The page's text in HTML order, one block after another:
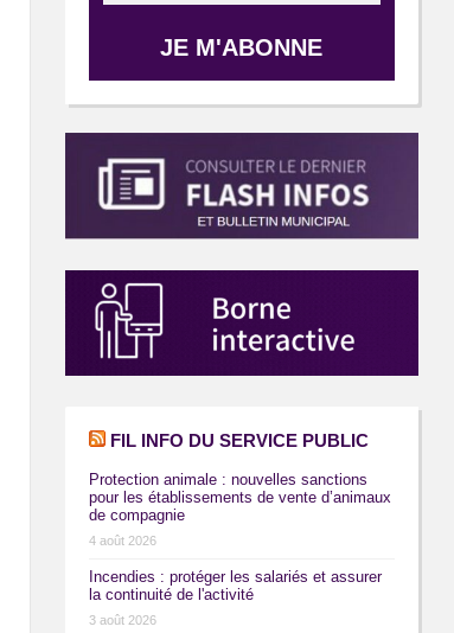
FIL INFO DU SERVICE PUBLIC
Protection animale : nouvelles sanctions
pour les établissements de vente d’animaux
de compagnie
4 août 2026
Incendies : protéger les salariés et assurer
la continuité de l'activité
3 août 2026